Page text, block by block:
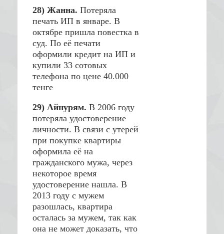
28) Жанна. Потеряла
печать ИП в январе. В
октябре пришла повестка в
суд. По её печати
оформили кредит на ИП и
купили 33 сотовых
телефона по цене 40.000
тенге
29) Айнурям. В 2006 году
потеряла удостоверение
личности. В связи с утерей
при покупке квартиры
оформила её на
гражданского мужа, через
некоторое время
удостоверение нашла. В
2013 году с мужем
разошлась, квартира
осталась за мужем, так как
она не может доказать, что